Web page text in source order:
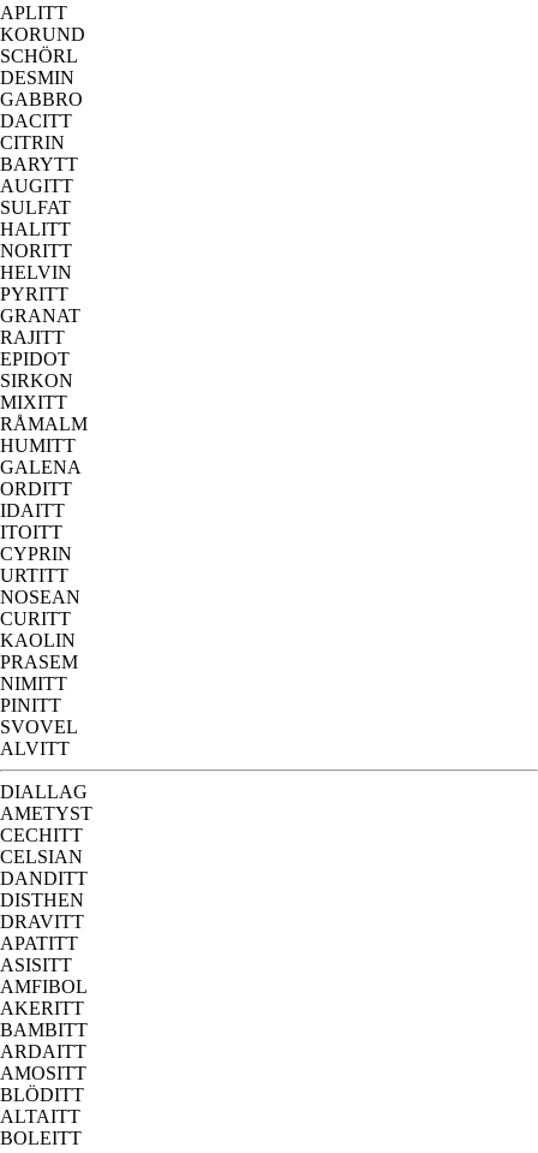
APLITT
KORUND
SCHÖRL
DESMIN
GABBRO
DACITT
CITRIN
BARYTT
AUGITT
SULFAT
HALITT
NORITT
HELVIN
PYRITT
GRANAT
RAJITT
EPIDOT
SIRKON
MIXITT
RÅMALM
HUMITT
GALENA
ORDITT
IDAITT
ITOITT
CYPRIN
URTITT
NOSEAN
CURITT
KAOLIN
PRASEM
NIMITT
PINITT
SVOVEL
ALVITT
DIALLAG
AMETYST
CECHITT
CELSIAN
DANDITT
DISTHEN
DRAVITT
APATITT
ASISITT
AMFIBOL
AKERITT
BAMBITT
ARDAITT
AMOSITT
BLÖDITT
ALTAITT
BOLEITT